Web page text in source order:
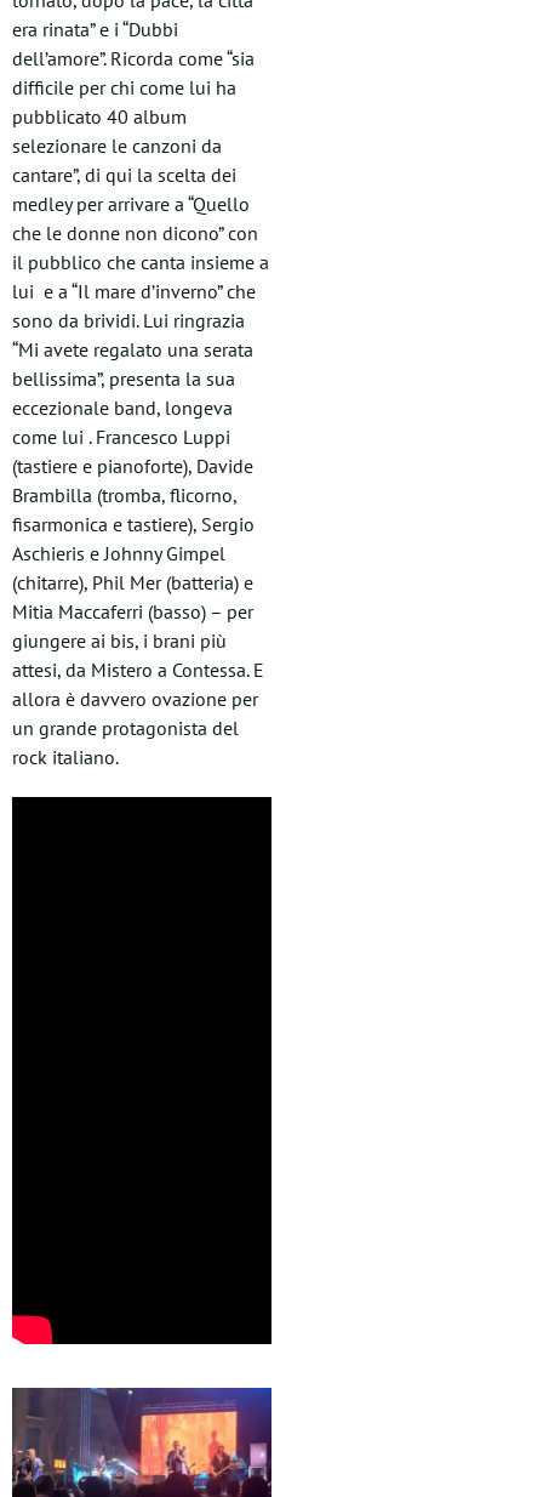
era rinata” e i “Dubbi
dell’amore”. Ricorda come “sia
difficile per chi come lui ha
pubblicato 40 album
selezionare le canzoni da
cantare”, di qui la scelta dei
medley per arrivare a “Quello
che le donne non dicono” con
il pubblico che canta insieme a
lui e a “Il mare d’inverno” che
sono da brividi. Lui ringrazia
“Mi avete regalato una serata
bellissima”, presenta la sua
eccezionale band, longeva
come lui . Francesco Luppi
(tastiere e pianoforte), Davide
Brambilla (tromba, flicorno,
fisarmonica e tastiere), Sergio
Aschieris e Johnny Gimpel
(chitarre), Phil Mer (batteria) e
Mitia Maccaferri (basso) – per
giungere ai bis, i brani più
attesi, da Mistero a Contessa. E
allora è davvero ovazione per
un grande protagonista del
rock italiano.